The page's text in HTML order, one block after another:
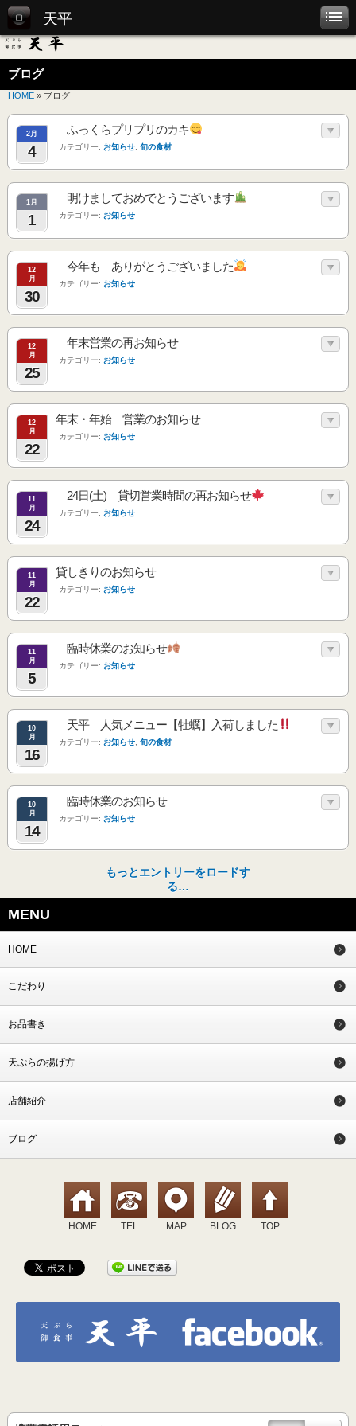
天平
ブログ
HOME » ブログ
2月
4
ふっくらプリプリのカキ
カテゴリー: お知らせ 旬の食材
1月
1
明けましておめでとうございます
カテゴリー: お知らせ
12
月
30
今年も ありがとうございました
カテゴリー: お知らせ
12
月
25
年末営業の再お知らせ
カテゴリー: お知らせ
12
月
22
年末・年始 営業のお知らせ
カテゴリー: お知らせ
11
月
24
24日(土) 貸切営業時間の再お知らせ
カテゴリー: お知らせ
11
月
22
貸しきりのお知らせ
カテゴリー: お知らせ
11
月
5
臨時休業のお知らせ
カテゴリー: お知らせ
10
月
16
天平 人気メニュー【牡蠣】入荷しました
カテゴリー: お知らせ 旬の食材
10
月
14
臨時休業のお知らせ
カテゴリー: お知らせ
もっとエントリーをロードす
る…
MENU
HOME
こだわり
お品書き
天ぷらの揚げ方
店舗紹介
ブログ
HOME TEL MAP BLOG TOP